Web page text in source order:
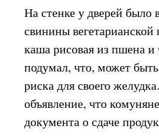
На стенке у дверей
свинины
каша рисовая из пшена
подумал, что, может
риска для своего
объявление, что
документа о сдаче